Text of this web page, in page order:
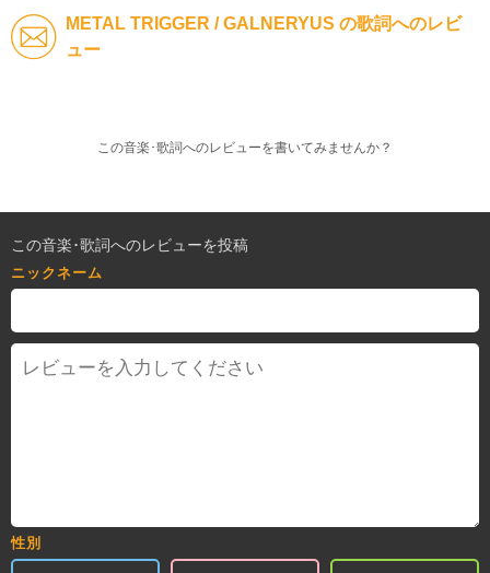
METAL TRIGGER / GALNERYUS の歌詞へのレビ
ュー
この音楽･歌詞へのレビューを書いてみませんか？
この音楽･歌詞へのレビューを投稿
ニックネーム
性別